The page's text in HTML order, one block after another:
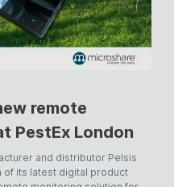
remote
PestEx London
and distributor Pelsis
of its latest digital product